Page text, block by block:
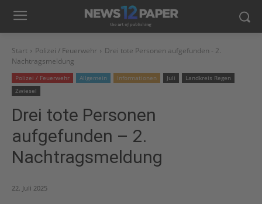
Start Polizei / Feuerwehr
Drei tote Personen aufgefunden - 2.
Nachtragsmeldung
Polizei / Feuerwehr Allgemein Informationen Juli
Landkreis Regen
Zwiesel
Drei tote Personen
aufgefunden – 2.
Nachtragsmeldung
22. Juli 2025